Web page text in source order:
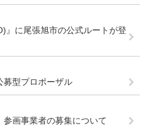
』に尾張旭市の公式ルートが登
募型プロポーザル
参画事業者の募集について